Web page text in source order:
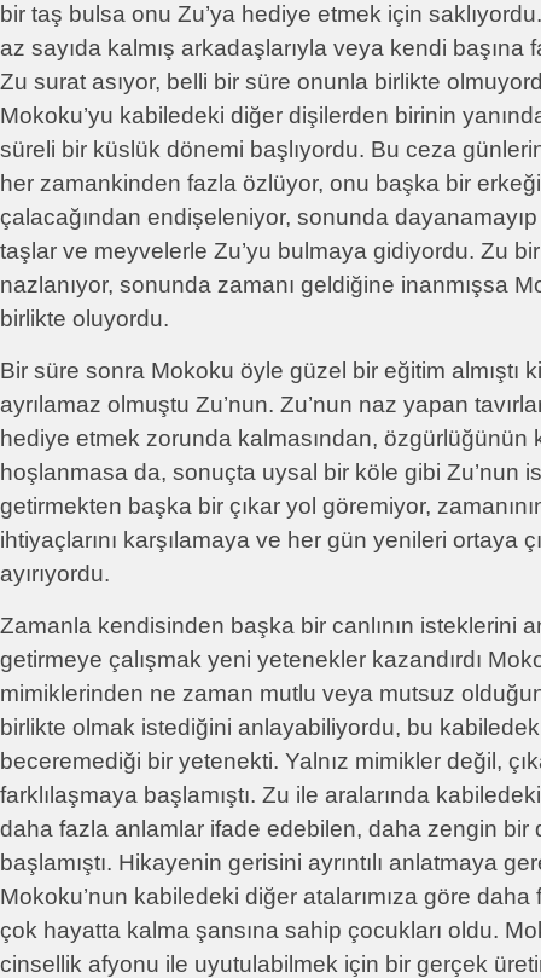
bir taş bulsa onu Zu’ya hediye etmek için
az sayıda kalmış arkadaşlarıyla veya kendi başına
Zu surat asıyor, belli bir süre onunla birlikte
Mokoku’yu kabiledeki diğer dişilerden birinin
süreli bir küslük dönemi başlıyordu. Bu ceza
her zamankinden fazla özlüyor, onu başka bir
çalacağından endişeleniyor, sonunda
taşlar ve meyvelerle Zu’yu bulmaya gidiyordu. Zu
nazlanıyor, sonunda zamanı geldiğine inanmışsa
birlikte oluyordu.
Bir süre sonra Mokoku öyle güzel bir eğitim almıştı
ayrılamaz olmuştu Zu’nun. Zu’nun naz yapan
hediye etmek zorunda kalmasından, özgürlüğünün
hoşlanmasa da, sonuçta uysal bir köle gibi Zu’nun
getirmekten başka bir çıkar yol göremiyor,
ihtiyaçlarını karşılamaya ve her gün yenileri ortaya
ayırıyordu.
Zamanla kendisinden başka bir canlının isteklerini
getirmeye çalışmak yeni yetenekler kazandırdı
mimiklerinden ne zaman mutlu veya mutsuz
birlikte olmak istediğini anlayabiliyordu, bu
beceremediği bir yetenekti. Yalnız mimikler değil,
farklılaşmaya başlamıştı. Zu ile aralarında
daha fazla anlamlar ifade edebilen, daha zengin bir
başlamıştı. Hikayenin gerisini ayrıntılı anlatmaya
Mokoku’nun kabiledeki diğer atalarımıza göre
çok hayatta kalma şansına sahip çocukları oldu.
cinsellik afyonu ile uyutulabilmek için bir gerçek